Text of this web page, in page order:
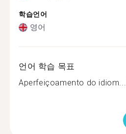
학습언어
영어
언어 학습 목표
Aperfeiçoamento do idiom...